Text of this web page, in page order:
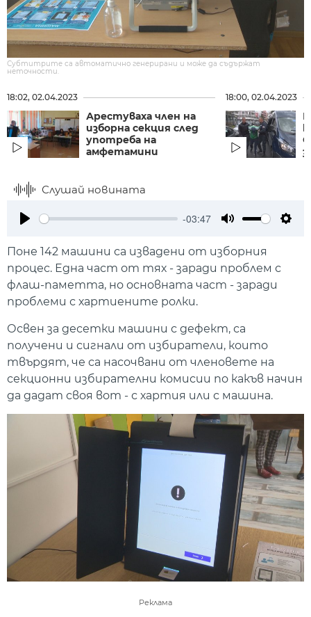
Субтитрите са автоматично генерирани и може да съдържат
неточности.
18:02, 02.04.2023
Арестуваха член на
изборна секция след
употреба на
амфетамини
18:00, 02.04.2023
Слушай новината
-03:47
Поне 142 машини са извадени от изборния
процес. Една част от тях - заради проблем с
флаш-паметта, но основната част - заради
проблеми с хартиените ролки.
Освен за десетки машини с дефект, са
получени и сигнали от избиратели, които
твърдят, че са насочвани от членовете на
секционни избирателни комисии по какъв начин
да дадат своя вот - с хартия или с машина.
Реклама